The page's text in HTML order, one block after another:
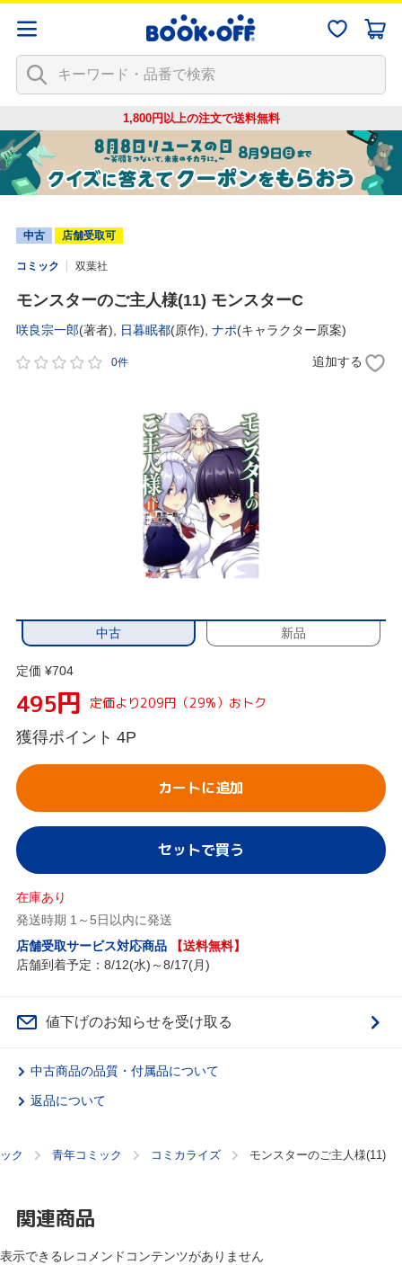
1,800円以上の注文で送料無料
中古 店舗受取可
コミック 双葉社
モンスターのご主人様(11) モンスターC
咲良宗一郎(著者), 日暮眠都(原作), ナポ(キャラクター原案)
0件 追加する
中古 新品
定価 ¥704
495円 定価より209円（29%）おトク
獲得ポイント 4P
カートに追加
セットで買う
在庫あり
発送時期 1～5日以内に発送
店舗受取サービス対応商品
【送料無料】
店舗到着予定：8/12(水)～8/17(月)
値下げのお知らせを受け取る
中古商品の品質・付属品について
返品について
ク 青年コミック コミカライズ モンスターのご主人様(11)
関連商品
表示できるレコメンドコンテンツがありません